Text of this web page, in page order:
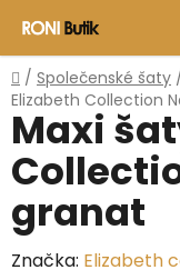
obsah
Domů
/ Společenské šaty
Elizabeth Collection
Maxi
granat
Značka: Elizabeth